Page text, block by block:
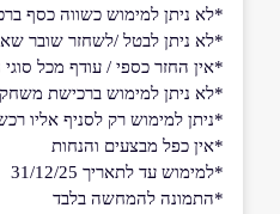
*לא ניתן למימוש כשווה כסף
*לא ניתן לבטל /לשחזר שובר
*אין החזר כספי / עודף מכל
*לא ניתן למימוש ברכישת
*ניתן למימוש רק לסניף אליו
*אין כפל מבצעים והנחות
*למימוש עד לתאריך 31/12/25
*התמונה להמחשה בלבד